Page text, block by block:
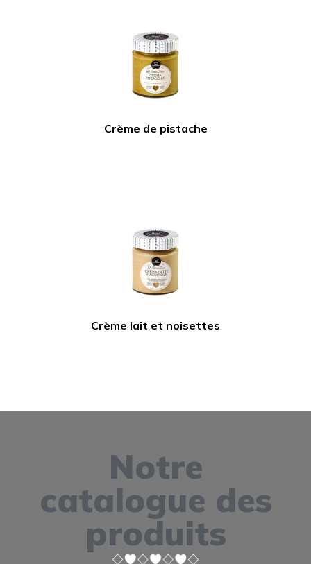
Crème de pistache
Crème lait et noisettes
Notre
catalogue des
produits